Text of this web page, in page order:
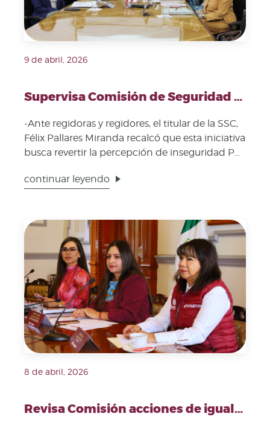
9 de abril, 2026
Supervisa Comisión de Seguridad avances del operativo “Unidos por Ti”
-Ante regidoras y regidores, el titular de la SSC,
Félix Pallares Miranda recalcó que esta iniciativa
busca revertir la percepción de inseguridad P...
continuar leyendo
Fecha de publicación: 8 de abril, 2026. Imagen
8 de abril, 2026
Revisa Comisión acciones de igualdad y el impacto social del apoyo a mujeres víctimas de violencia